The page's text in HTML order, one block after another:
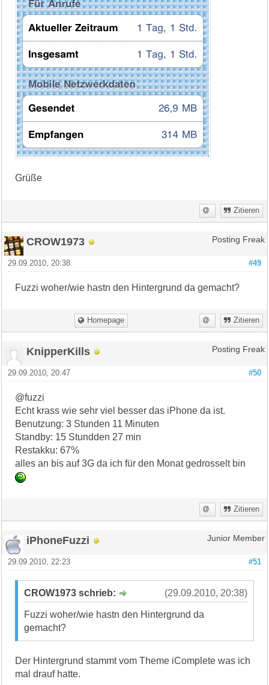
Grüße
Zitieren
CROW1973 Posting Freak
#49
29.09.2010, 20:38
Fuzzi woher/wie hastn den Hintergrund da gemacht?
Homepage Zitieren
KnipperKills Posting Freak
#50
29.09.2010, 20:47
@fuzzi
Echt krass wie sehr viel besser das iPhone da ist.
Benutzung: 3 Stunden 11 Minuten
Standby: 15 Stundden 27 min
Restakku: 67%
alles an bis auf 3G da ich für den Monat gedrosselt bin
Zitieren
iPhoneFuzzi Junior Member
#51
29.09.2010, 22:23
(29.09.2010, 20:38)
CROW1973 schrieb:
Fuzzi woher/wie hastn den Hintergrund da
gemacht?
Der Hintergrund stammt vom Theme iComplete was ich
mal drauf hatte.